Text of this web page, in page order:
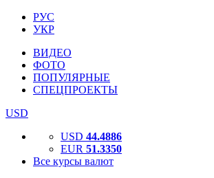
РУС
УКР
ВИДЕО
ФОТО
ПОПУЛЯРНЫЕ
СПЕЦПРОЕКТЫ
USD
USD 44.4886
EUR 51.3350
Все курсы валют